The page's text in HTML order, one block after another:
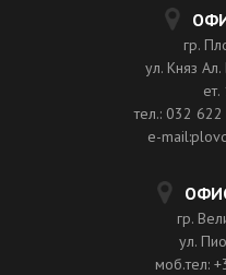
гр.
ул. Княз
тел.: 032
e-
гр.
ул.
моб.тел: